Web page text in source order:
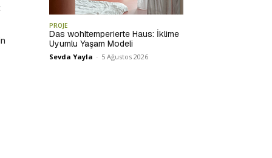
PROJE
Das wohltemperierte Haus: İklime
Uyumlu Yaşam Modeli
Sevda Yayla - 5 Ağustos 2026